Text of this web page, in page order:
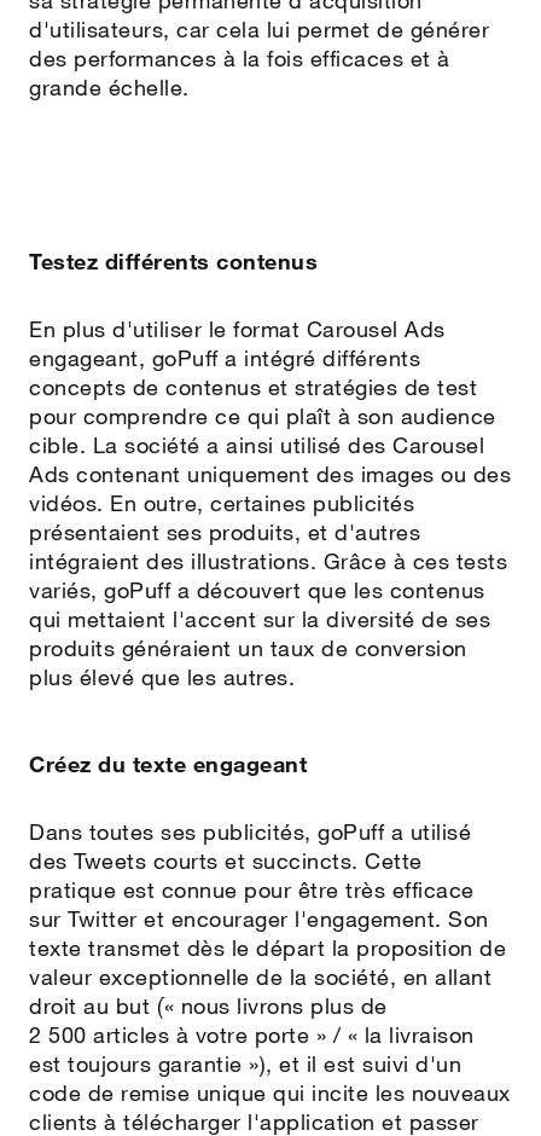
d'utilisateurs, car cela lui permet de générer
des performances à la fois efficaces et à
grande échelle.
Testez différents contenus
En plus d'utiliser le format Carousel Ads
engageant, goPuff a intégré différents
concepts de contenus et stratégies de test
pour comprendre ce qui plaît à son audience
cible. La société a ainsi utilisé des Carousel
Ads contenant uniquement des images ou des
vidéos. En outre, certaines publicités
présentaient ses produits, et d'autres
intégraient des illustrations. Grâce à ces tests
variés, goPuff a découvert que les contenus
qui mettaient l'accent sur la diversité de ses
produits généraient un taux de conversion
plus élevé que les autres.
Créez du texte engageant
Dans toutes ses publicités, goPuff a utilisé
des Tweets courts et succincts. Cette
pratique est connue pour être très efficace
sur Twitter et encourager l'engagement. Son
texte transmet dès le départ la proposition de
valeur exceptionnelle de la société, en allant
droit au but (ֿ« nous livrons plus de
2 500 articles à votre porte » / « la livraison
est toujours garantie »), et il est suivi d'un
code de remise unique qui incite les nouveaux
clients à télécharger l'application et passer